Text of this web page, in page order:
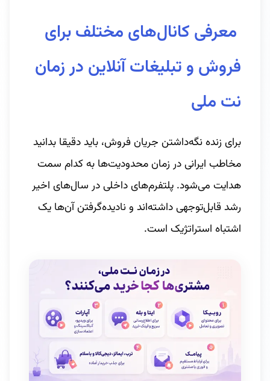
معرفی کانال‌های مختلف برای
فروش و تبلیغات آنلاین در زمان
نت ملی
برای زنده نگه‌داشتن جریان فروش، باید دقیقا بدانید
مخاطب ایرانی در زمان محدودیت‌ها به کدام سمت
هدایت می‌شود. پلتفرم‌های داخلی در سال‌های اخیر
رشد قابل‌توجهی داشته‌اند و نادیده‌گرفتن آن‌ها یک
اشتباه استراتژیک است.